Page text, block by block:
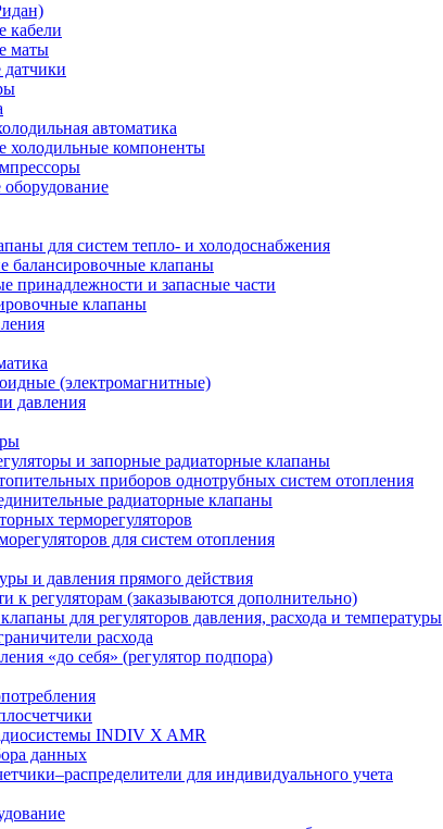
кабели
маты
автоматика
компоненты
для систем тепло- и холодоснабжения
балансировочные клапаны
принадлежности и запасные части
клапаны
(электромагнитные)
давления
и запорные радиаторные клапаны
приборов однотрубных систем отопления
радиаторные клапаны
терморегуляторов
для систем отопления
и давления прямого действия
к регуляторам (заказываются дополнительно)
для регуляторов давления, расхода и температуры
расхода
«до себя» (регулятор подпора)
INDIV X AMR
данных
для индивидуального учета